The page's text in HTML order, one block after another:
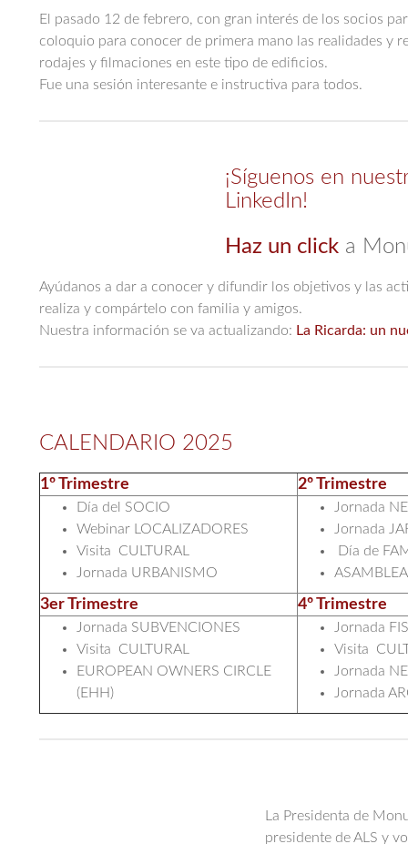
El pasado 12 de febrero, con gran interés de los socios
coloquio para conocer de primera mano las realidades y
rodajes y filmaciones en este tipo de edificios.
Fue una sesión interesante e instructiva para todos.
¡Síguenos en
LinkedIn!
Haz un click a
Ayúdanos a dar a conocer y difundir los objetivos y las
realiza y compártelo con familia y amigos.
Nuestra información se va actualizando: La Ricarda: un
CALENDARIO 2025
1º Trimestre 2º Trimestre
Día del SOCIO
Webinar LOCALIZADORES
Visita CULTURAL
Jornada URBANISMO
Jornada
Jornada
Día de
3er Trimestre 4º Trimestre
Jornada SUBVENCIONES
Visita CULTURAL
EUROPEAN OWNERS CIRCLE
(EHH)
Jornada
Visita
Jornada
Jornada
La Presidenta de
presidente de ALS y